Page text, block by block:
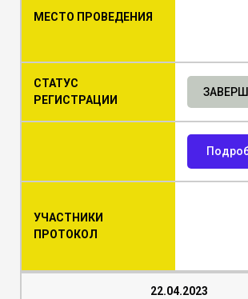
МЕСТО ПРОВЕДЕНИЯ
СТАТУС
РЕГИСТРАЦИИ
УЧАСТНИКИ
ПРОТОКОЛ
22.04.2023